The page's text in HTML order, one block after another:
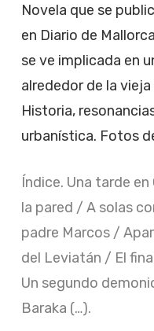
Novela que se
en Diario de Mallorca
se ve implicada en
alrededor de la
Historia,
urbanística. Fotos
Índice. Una tarde
la pared / A solas
padre Marcos /
del Leviatán / El
Un segundo
Baraka (…).